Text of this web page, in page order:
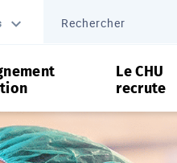
Le CHU
recrute